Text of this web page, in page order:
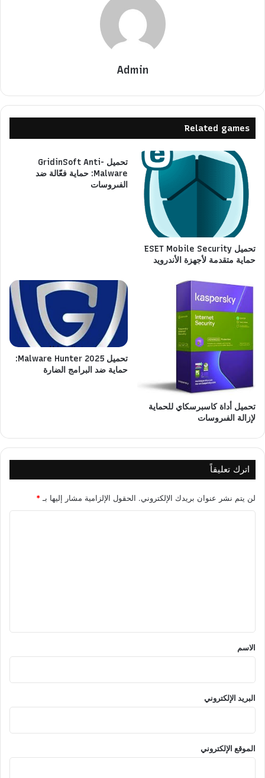
Admin
Related games
تحميل ESET Mobile Security
حماية متقدمة لأجهزة الأندرويد
تحميل GridinSoft Anti-
Malware: حماية فعّالة ضد
الفىروسات
تحميل أداة كاسبرسكاي للحماية
لإزالة الفىروسات
تحميل Malware Hunter 2025:
حماية ضد البرامج الضارة
اترك تعليقاً
لن يتم نشر عنوان بريدك الإلكتروني. الحقول الإلزامية مشار إليها بـ *
*
الاسم
البريد الإلكتروني
الموقع الإلكتروني